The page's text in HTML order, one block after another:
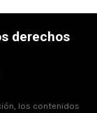
derechos
los contenidos